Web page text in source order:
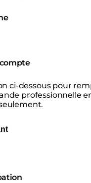
ci-dessous pour
professionnelle